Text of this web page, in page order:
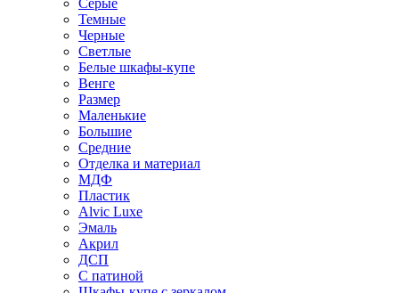
Серые
Темные
Черные
Светлые
Белые шкафы-купе
Венге
Размер
Маленькие
Большие
Средние
Отделка и материал
МДФ
Пластик
Alvic Luxe
Эмаль
Акрил
ДСП
С патиной